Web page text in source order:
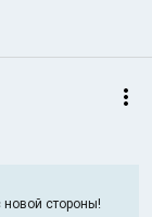
стороны!